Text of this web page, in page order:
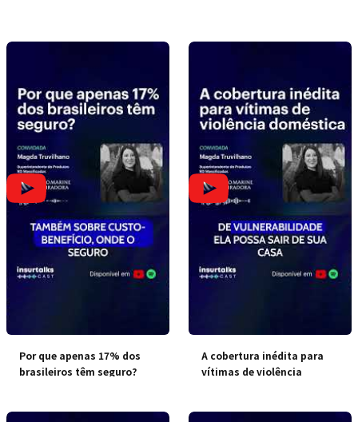
Por que apenas 17% dos
brasileiros têm seguro?
A cobertura inédita para
vítimas de violência